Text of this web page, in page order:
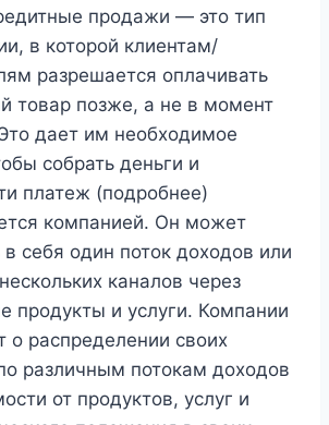
продажи — это тип
в которой клиентам/
разрешается оплачивать
товар позже, а не в момент
дает им необходимое
собрать деньги и
платеж (подробнее)
компанией. Он может
себя один поток доходов или
каналов через
продукты и услуги. Компании
о распределении своих
различным потокам доходов
от продуктов, услуг и